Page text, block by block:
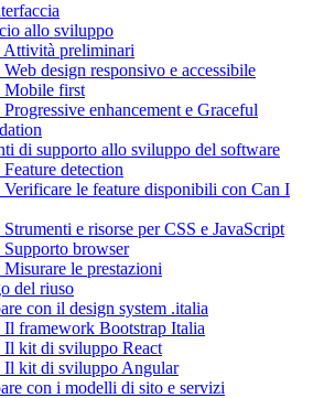
allo sviluppo
Attività preliminari
design responsivo e accessibile
Mobile first
enhancement e Graceful
di supporto allo sviluppo del software
detection
Verificare le feature disponibili con Can I
e risorse per CSS e JavaScript
Supporto browser
Misurare le prestazioni
del riuso
con il design system .italia
Il framework Bootstrap Italia
Il kit di sviluppo React
Il kit di sviluppo Angular
con i modelli di sito e servizi